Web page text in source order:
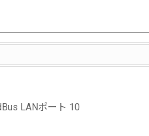
LANポート 10